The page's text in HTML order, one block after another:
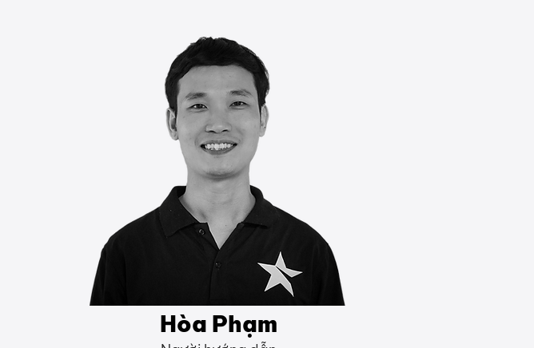
Hòa Phạm